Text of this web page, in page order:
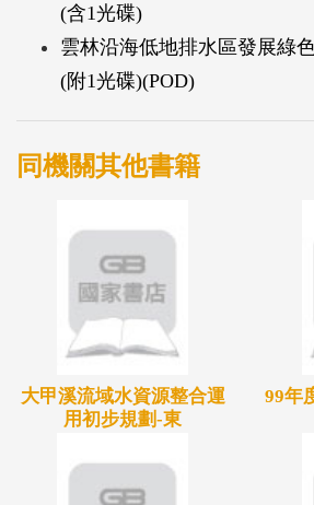
(含1光碟)
雲林沿海低地排水區發展綠
(附1光碟)(POD)
同機關其他書籍
大甲溪流域水資源整合運
用初步規劃-東
99年